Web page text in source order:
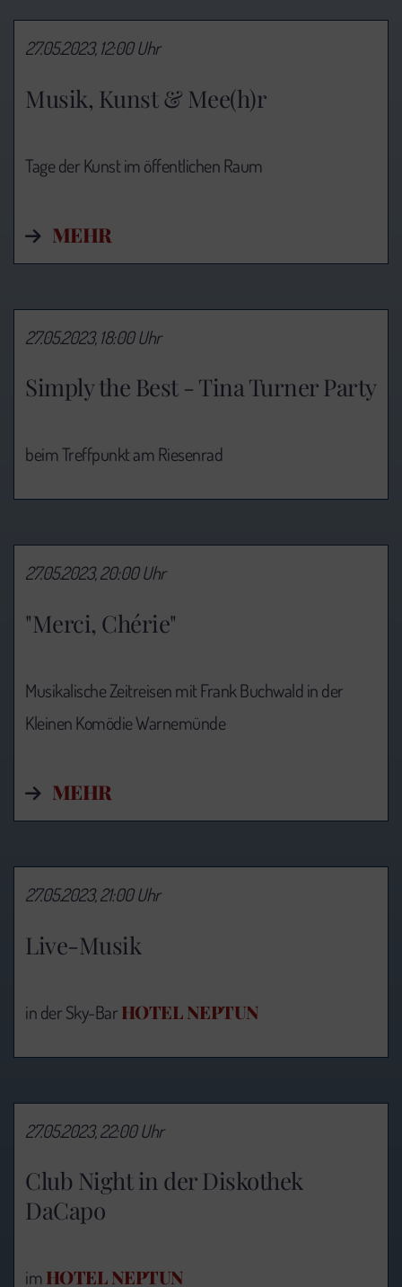
Musik, Kunst & Mee(h)r
27.05.2023, 12:00 Uhr
Tage der Kunst im öffentlichen Raum
MEHR
Simply the Best - Tina Turner Party
27.05.2023, 18:00 Uhr
beim Treffpunkt am Riesenrad
"Merci, Chérie"
27.05.2023, 20:00 Uhr
Musikalische Zeitreisen mit Frank Buchwald in der
Kleinen Komödie Warnemünde
MEHR
Live-Musik
27.05.2023, 21:00 Uhr
in der Sky-BarHOTEL NEPTUN
Club Night in der Diskothek
DaCapo
27.05.2023, 22:00 Uhr
imHOTEL NEPTUN